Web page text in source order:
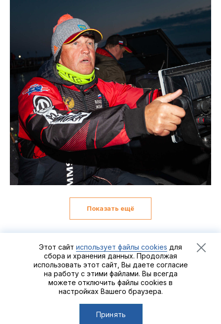
Показать ещё
Рыболовный турнирZander&Pike ©2021 - 2026Группа
компаний «Альпийская деревня»
Сделано вПенза-Онлайн
Этот сайт использует файлы cookies для
сбора и хранения данных. Продолжая
использовать этот сайт, Вы даете согласие
на работу с этими файлами. Вы всегда
можете отключить файлы cookies в
настройках Вашего браузера.
Принять